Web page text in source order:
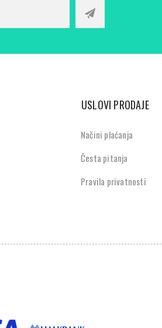
USLOVI PRODAJE
Načini plaćanja
Česta pitanja
Pravila privatnosti